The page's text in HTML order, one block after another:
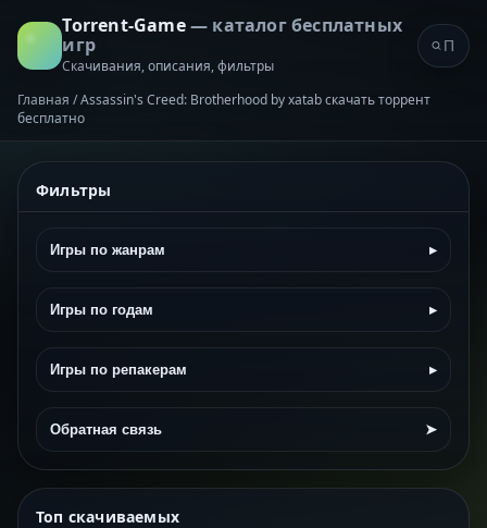
Torrent-Game— каталог бесплатных
игр
Скачивания, описания, фильтры
Главная /Assassin's Creed: Brotherhood by xatab скачать торрент
бесплатно
Фильтры
Игры по жанрам ▸
Игры по годам ▸
Игры по репакерам ▸
Обратная связь ➤
Топ скачиваемых